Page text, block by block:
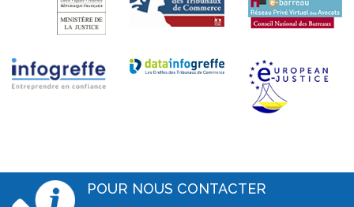
POUR NOUS CONTACTER